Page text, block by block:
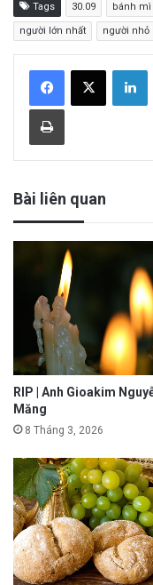
Tags 30.09 bánh mì
người lớn nhất người nhỏ
Bài liên quan
RIP | Anh Gioakim
Măng
8 Tháng 3, 2026